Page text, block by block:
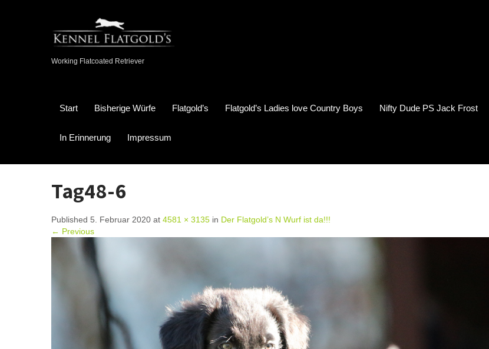
Working Flatcoated Retriever
Start Bisherige Würfe Flatgold’s Flatgold’s Ladies love Country Boys Nifty Dude PS Jack Frost
In Erinnerung Impressum
Tag48-6
Published 5. Februar 2020 at 4581 × 3135 in Der Flatgold’s N Wurf ist da!!!
← Previous